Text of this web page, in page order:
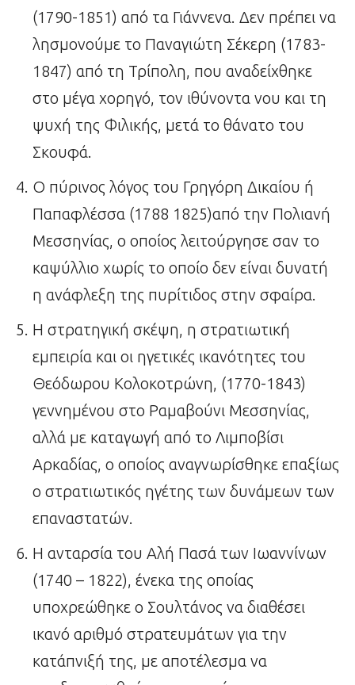
(1790-1851) από τα Γιάννενα. Δεν πρέπει να
λησμονούμε το Παναγιώτη Σέκερη (1783-
1847) από τη Τρίπολη, που αναδείχθηκε
στο μέγα χορηγό, τον ιθύνοντα νου και τη
ψυχή της Φιλικής, μετά το θάνατο του
Σκουφά.
Ο πύρινος λόγος του Γρηγόρη Δικαίου ή
Παπαφλέσσα (1788 1825)από την Πολιανή
Μεσσηνίας, ο οποίος λειτούργησε σαν το
καψύλλιο χωρίς το οποίο δεν είναι δυνατή
η ανάφλεξη της πυρίτιδος στην σφαίρα.
Η στρατηγική σκέψη, η στρατιωτική
εμπειρία και οι ηγετικές ικανότητες του
Θεόδωρου Κολοκοτρώνη, (1770-1843)
γεννημένου στο Ραμαβούνι Μεσσηνίας,
αλλά με καταγωγή από το Λιμποβίσι
Αρκαδίας, ο οποίος αναγνωρίσθηκε επαξίως
ο στρατιωτικός ηγέτης των δυνάμεων των
επαναστατών.
Η ανταρσία του Αλή Πασά των Ιωαννίνων
(1740 – 1822), ένεκα της οποίας
υποχρεώθηκε ο Σουλτάνος να διαθέσει
ικανό αριθμό στρατευμάτων για την
κατάπνιξή της, με αποτέλεσμα να